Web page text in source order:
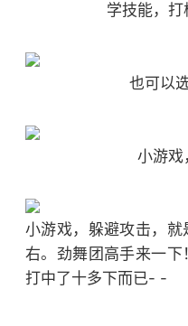
学技能，
也可以
小游戏
小游戏，躲避攻击，
右。劲舞团高手来一
打中了十多下而已- -